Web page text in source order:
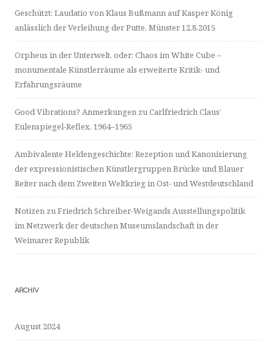
Geschützt: Laudatio von Klaus Bußmann auf Kasper König
anlässlich der Verleihung der Putte, Münster 12.8.2015
Orpheus in der Unterwelt, oder: Chaos im White Cube –
monumentale Künstlerräume als erweiterte Kritik- und
Erfahrungsräume
Good Vibrations? Anmerkungen zu Carlfriedrich Claus‘
Eulenspiegel-Reflex, 1964–1965
Ambivalente Heldengeschichte: Rezeption und Kanonisierung
der expressionistischen Künstlergruppen Brücke und Blauer
Reiter nach dem Zweiten Weltkrieg in Ost- und Westdeutschland
Notizen zu Friedrich Schreiber-Weigands Ausstellungspolitik
im Netzwerk der deutschen Museumslandschaft in der
Weimarer Republik
ARCHIV
August 2024